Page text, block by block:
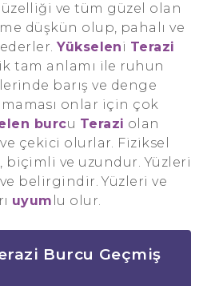
ve tüm güzel olan
düşkün olup, pahalı ve
Yükseleni Terazi
tam anlamı ile ruhun
barış ve denge
onlar için çok
burcu Terazi olan
çekici olurlar. Fiziksel
biçimli ve uzundur. Yüzleri
belirgindir. Yüzleri ve
uyum lu olur.
Burcu Geçmiş